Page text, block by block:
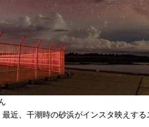
近、干潮時の砂浜がインスタ映えす